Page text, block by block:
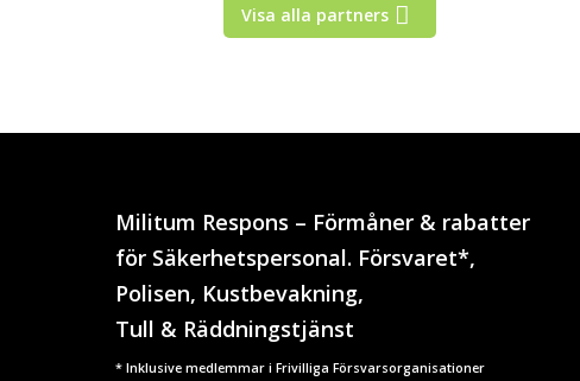
Visa alla partners
Militum Respons – Förmåner & rabatter
för Säkerhetspersonal. Försvaret*,
Polisen, Kustbevakning,
Tull & Räddningstjänst
* Inklusive medlemmar i Frivilliga Försvarsorganisationer